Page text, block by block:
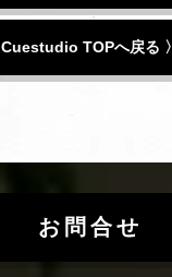
Cuestudio TOPへ戻る 〉
お問合せ